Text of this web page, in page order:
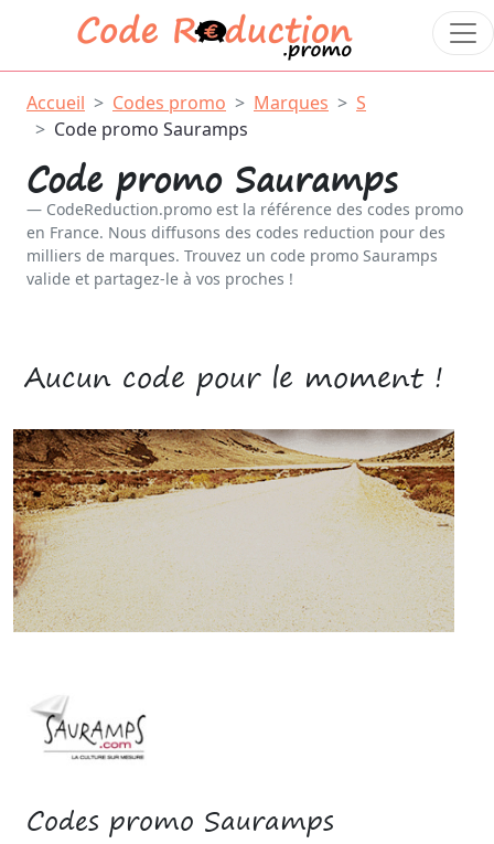
Accueil Codes promo Marques
S
Code promo Sauramps
Code promo Sauramps
CodeReduction.promo est la référence des codes promo
en France. Nous diffusons des codes reduction pour des
milliers de marques. Trouvez un code promo Sauramps
valide et partagez-le à vos proches !
Codes promo Sauramps
Aucun code pour le moment !